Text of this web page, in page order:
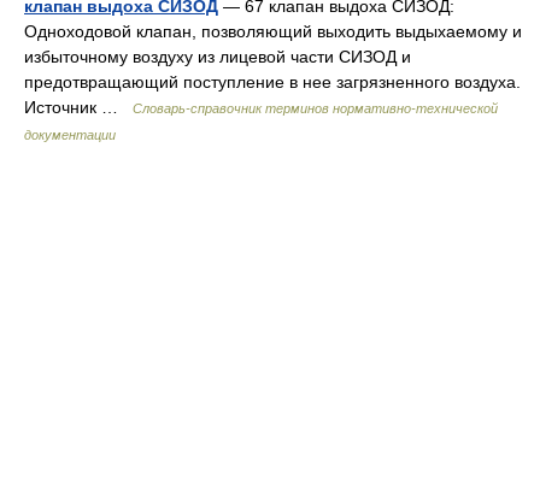
клапан выдоха СИЗОД — 67 клапан выдоха СИЗОД:
Одноходовой клапан, позволяющий выходить выдыхаемому и
избыточному воздуху из лицевой части СИЗОД и
предотвращающий поступление в нее загрязненного воздуха.
Источник …
Словарь-справочник терминов нормативно-технической
документации